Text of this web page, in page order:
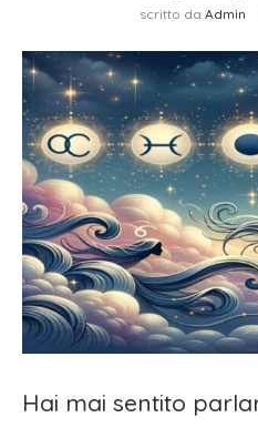
scritto da Admin
Hai mai sentito